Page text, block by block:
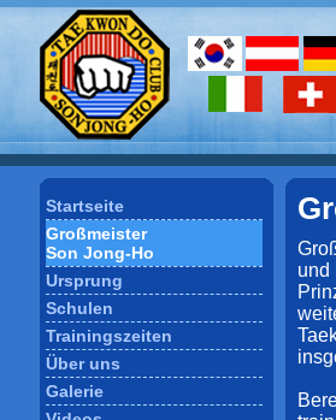
Startseite
Großmeister
Son Jong-Ho
Ursprung
Schulen
Trainingszeiten
Über uns
Galerie
und